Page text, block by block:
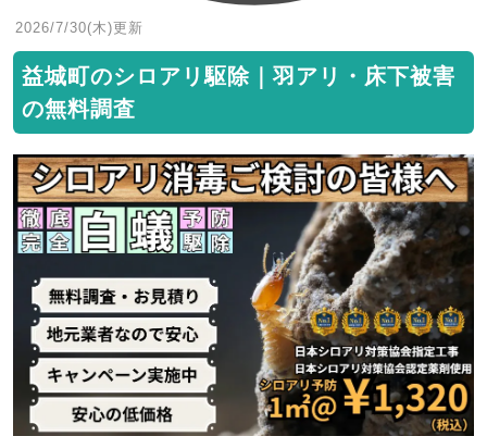
2026/7/30(木)更新
益城町のシロアリ駆除｜羽アリ・床下被害
の無料調査